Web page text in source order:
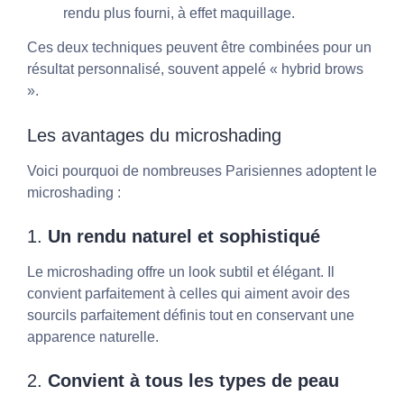
rendu plus fourni, à effet maquillage.
Ces deux techniques peuvent être combinées pour un
résultat personnalisé, souvent appelé « hybrid brows
».
Les avantages du microshading
Voici pourquoi de nombreuses Parisiennes adoptent le
microshading :
1. Un rendu naturel et sophistiqué
Le microshading offre un look subtil et élégant. Il
convient parfaitement à celles qui aiment avoir des
sourcils parfaitement définis tout en conservant une
apparence naturelle.
2. Convient à tous les types de peau